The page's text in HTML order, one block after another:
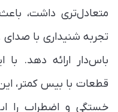
تجربه شنیداری با
باس‌دار ارائه دهد.
قطعات با بیس کمتر،
خستگی و اضطراب را